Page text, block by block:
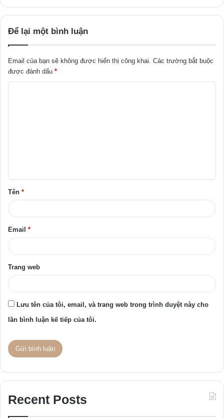
Để lại một bình luận
Email của bạn sẽ không được hiển thị công khai. Các trường bắt buộc
được đánh dấu *
ậ
n
Tên *
Email *
Trang web
Lưu tên của tôi, email, và trang web trong trình duyệt này cho
lần bình luận kế tiếp của tôi.
Recent Posts